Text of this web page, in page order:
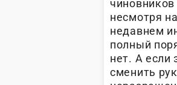
несмотря
недавнем
полный
нет. А если
сменить